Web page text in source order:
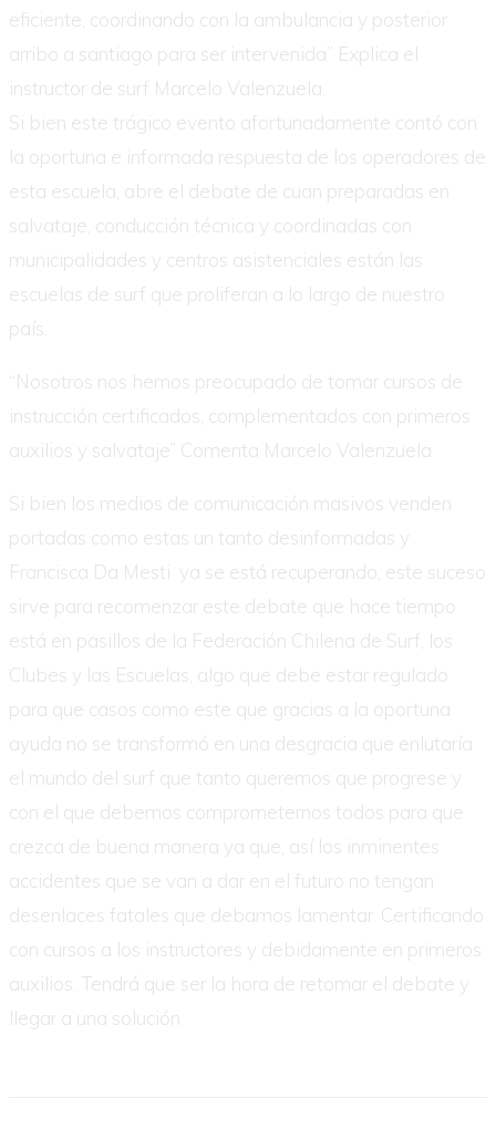
eficiente, coordinando con la ambulancia y posterior
arribo a santiago para ser intervenida” Explica el
instructor de surf Marcelo Valenzuela.
Si bien este trágico evento afortunadamente contó con
la oportuna e informada respuesta de los operadores de
esta escuela, abre el debate de cuan preparadas en
salvataje, conducción técnica y coordinadas con
municipalidades y centros asistenciales están las
escuelas de surf que proliferan a lo largo de nuestro
país.
“Nosotros nos hemos preocupado de tomar cursos de
instrucción certificados, complementados con primeros
auxilios y salvataje” Comenta Marcelo Valenzuela
Si bien los medios de comunicación masivos venden
portadas como estas un tanto desinformadas y
Francisca Da Mesti ya se está recuperando, este suceso
sirve para recomenzar este debate que hace tiempo
está en pasillos de la Federación Chilena de Surf, los
Clubes y las Escuelas, algo que debe estar regulado
para que casos como este que gracias a la oportuna
ayuda no se transformó en una desgracia que enlutaría
el mundo del surf que tanto queremos que progrese y
con el que debemos comprometernos todos para que
crezca de buena manera ya que, así los inminentes
accidentes que se van a dar en el futuro no tengan
desenlaces fatales que debamos lamentar. Certificando
con cursos a los instructores y debidamente en primeros
auxilios. Tendrá que ser la hora de retomar el debate y
llegar a una solución